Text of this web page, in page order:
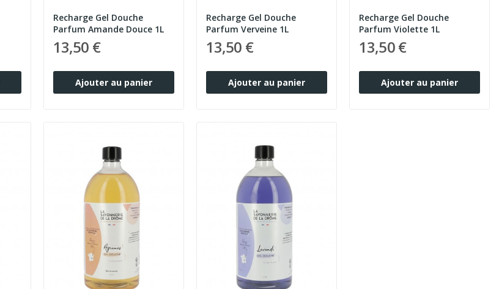
Recharge Gel Douche
Parfum Amande Douce 1L
13,50 €
Ajouter au panier
Recharge Gel Douche
Parfum Verveine 1L
13,50 €
Ajouter au panier
Recharge Gel Douche
Parfum Violette 1L
13,50 €
Ajouter au panier